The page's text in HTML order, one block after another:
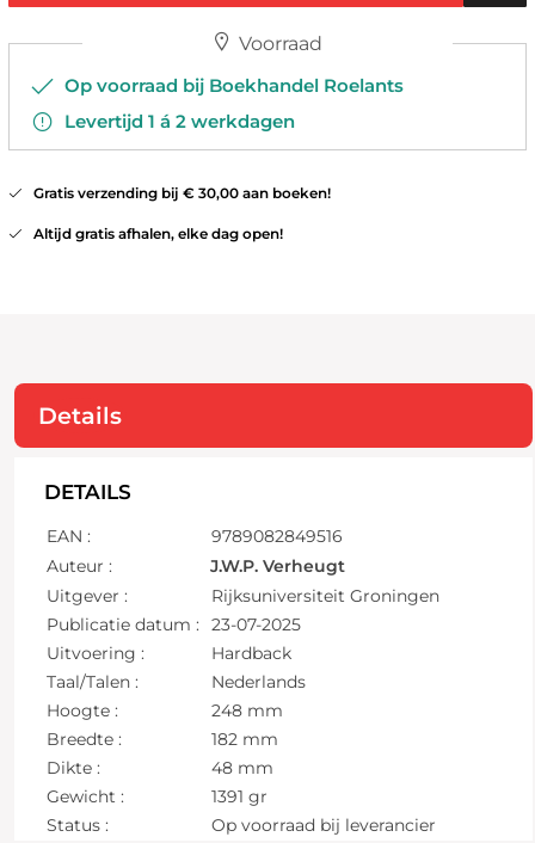
Voorraad
Op voorraad bij Boekhandel Roelants
Levertijd 1 á 2 werkdagen
Gratis verzending bij € 30,00 aan boeken!
Altijd gratis afhalen, elke dag open!
Details
DETAILS
EAN :
9789082849516
Auteur :
J.W.P. Verheugt
Uitgever :
Rijksuniversiteit Groningen
Publicatie datum :
23-07-2025
Uitvoering :
Hardback
Taal/Talen :
Nederlands
Hoogte :
248 mm
Breedte :
182 mm
Dikte :
48 mm
Gewicht :
1391 gr
Status :
Op voorraad bij leverancier